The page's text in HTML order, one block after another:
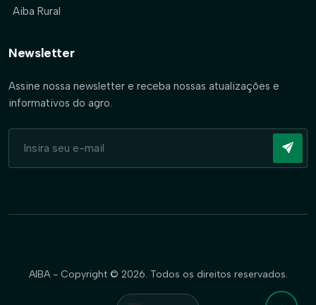
Aiba Rural
Newsletter
Assine nossa newsletter e receba nossas atualizações e
informativos do agro.
AIBA - Copyright © 2026. Todos os direitos reservados.